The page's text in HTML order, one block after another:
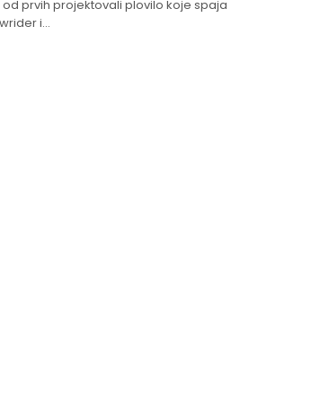
od prvih projektovali plovilo koje spaja
i...